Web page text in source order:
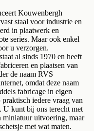
Kouwenbergh
staal voor industrie en
in plaatwerk en
series. Maar ook enkel
u verzorgen.
al sinds 1970 en heeft
en plaatsen van
de naam RVS
omdat deze naam
fabricage in eigen
iedere vraag van
U kunt bij ons terecht met
miniatuur uitvoering, maar
met wat maten.